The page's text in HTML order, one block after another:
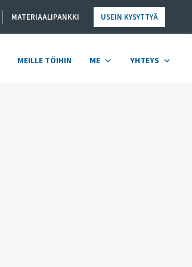
MATERIAALIPANKKI USEIN KYSYTTYÄ
MEILLE TÖIHIN ME YHTEYS